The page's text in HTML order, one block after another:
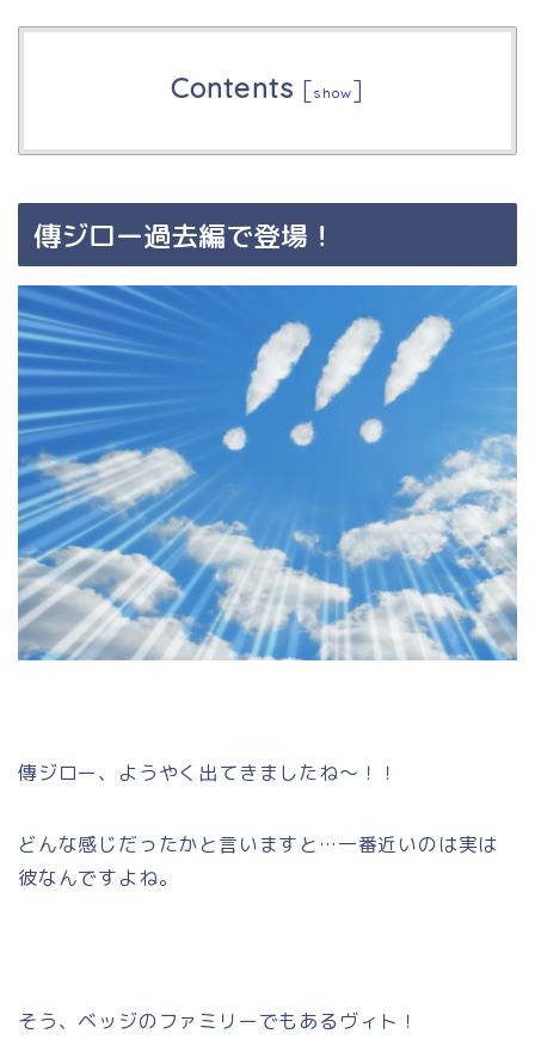
Contents [show]
傳ジロー過去編で登場！
傳ジロー、ようやく出てきましたね～！！
どんな感じだったかと言いますと…一番近いのは実は
彼なんですよね。
そう、ベッジのファミリーでもあるヴィト！